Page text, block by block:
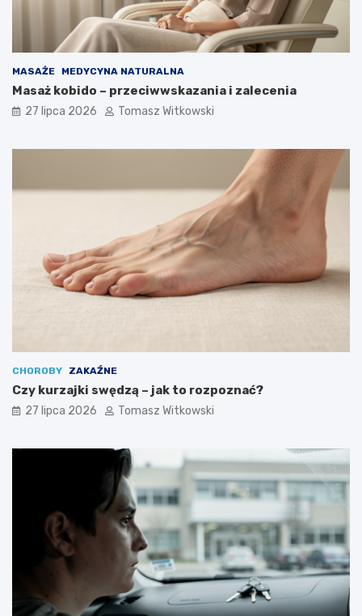
MASAŻE MEDYCYNA NATURALNA
Masaż kobido – przeciwwskazania i zalecenia
27 lipca 2026 Tomasz Witkowski
CHOROBY ZAKAŹNE
Czy kurzajki swędzą – jak to rozpoznać?
27 lipca 2026 Tomasz Witkowski